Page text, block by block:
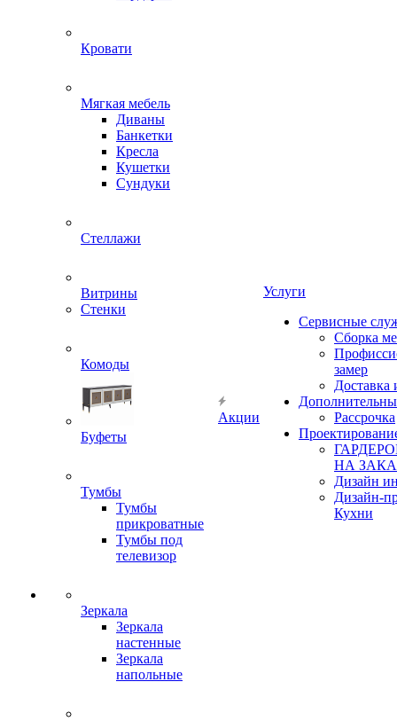
Кровати
Мягкая мебель
Диваны
Банкетки
Кресла
Кушетки
Сундуки
Стеллажи
Витрины
Стенки
Комоды
Буфеты
Тумбы
Тумбы
прикроватные
Тумбы под
телевизор
Зеркала
Зеркала
настенные
Зеркала
напольные
Акции
Услуги
Сервисные
Сборка
замер
Доставка
Рассрочка
НА
Дизайн
Дизайн-
Кухни